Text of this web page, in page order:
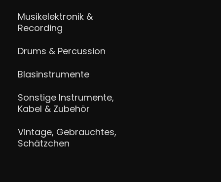
Musikelektronik &
Recording
Drums & Percussion
Blasinstrumente
Sonstige Instrumente,
Kabel & Zubehör
Vintage, Gebrauchtes,
Schätzchen